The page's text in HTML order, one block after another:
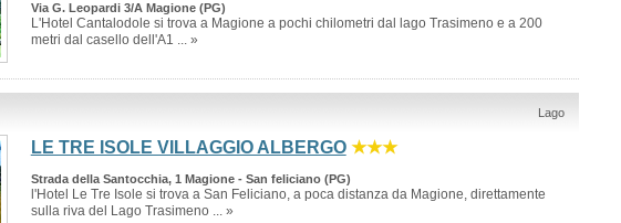
Via G. Leopardi 3/A Magione (PG)
L'Hotel Cantalodole si trova a Magione a pochi chilometri dal lago Trasimeno e a 200
metri dal casello dell'A1 ... »
Lago
LE TRE ISOLE VILLAGGIO ALBERGO ★★★
Strada della Santocchia, 1 Magione - San feliciano (PG)
l'Hotel Le Tre Isole si trova a San Feliciano, a poca distanza da Magione, direttamente
sulla riva del Lago Trasimeno ... »